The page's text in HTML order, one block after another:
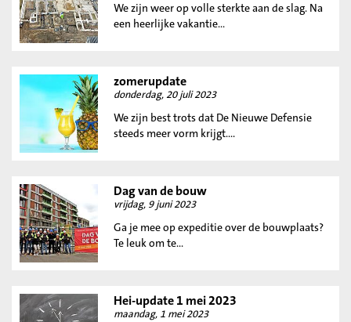
We zijn weer op volle sterkte aan de slag. Na
een heerlijke vakantie...
zomerupdate
donderdag, 20 juli 2023
We zijn best trots dat De Nieuwe Defensie
steeds meer vorm krijgt....
Dag van de bouw
vrijdag, 9 juni 2023
Ga je mee op expeditie over de bouwplaats?
Te leuk om te...
Hei-update 1 mei 2023
maandag, 1 mei 2023